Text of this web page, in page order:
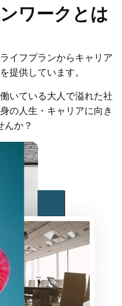
ワークとは
イフプランからキャリア
提供しています。
いている大人で溢れた社
の人生・キャリアに向き
んか？